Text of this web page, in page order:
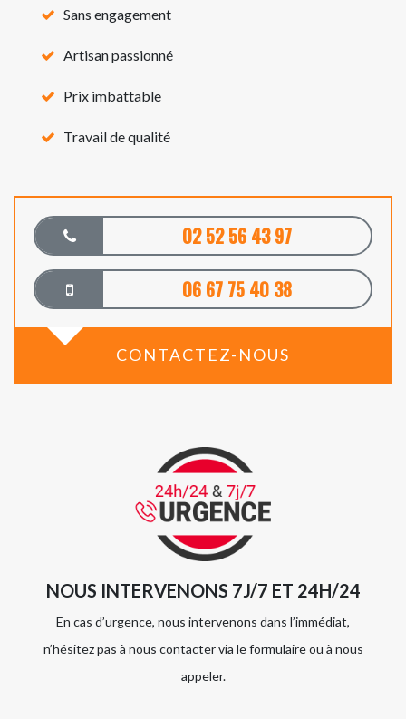
Sans engagement
Artisan passionné
Prix imbattable
Travail de qualité
02 52 56 43 97
06 67 75 40 38
CONTACTEZ-NOUS
NOUS INTERVENONS 7J/7 ET 24H/24
En cas d’urgence, nous intervenons dans l’immédiat,
n’hésitez pas à nous contacter via le formulaire ou à nous
appeler.